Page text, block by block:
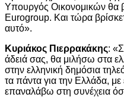
Υπουργός Οικονομικών θα
Eurogroup. Και τώρα
αυτό».
Κυριάκος Πιερρακάκης:
άδειά σας, θα μιλήσω στα
στην ελληνική δημόσια
τα πάντα για την Ελλάδα,
επαναλάβω στη συνέχεια